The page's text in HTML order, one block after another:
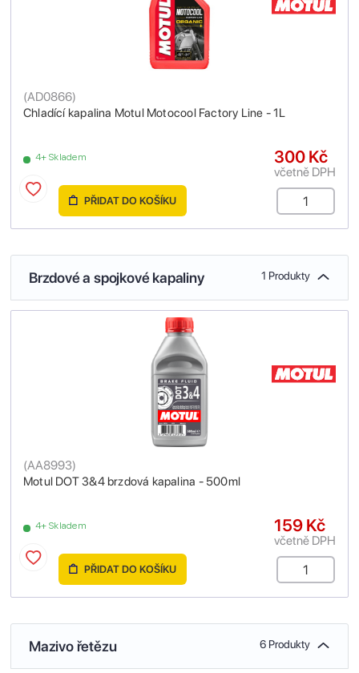
Chladící kapalina Motul Motocool Factory Line - 1L
(AD0866)
4+ Skladem 300 Kč
včetně DPH
PŘIDAT DO KOŠÍKU
Brzdové a spojkové kapaliny 1 Produkty
Motul DOT 3&4 brzdová kapalina - 500ml
(AA8993)
4+ Skladem 159 Kč
včetně DPH
PŘIDAT DO KOŠÍKU
Mazivo řetězu 6 Produkty